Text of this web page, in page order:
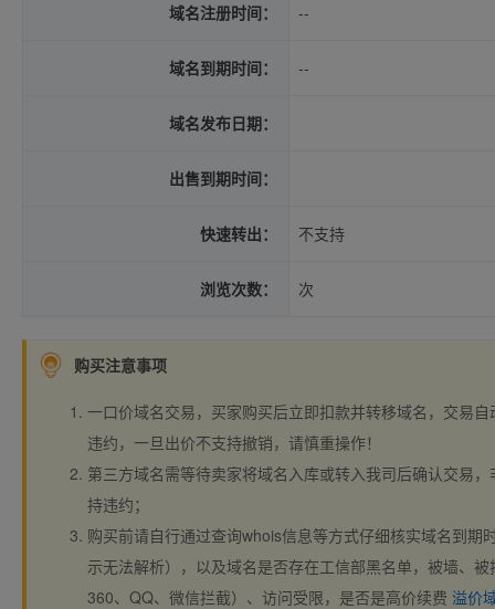
域名注册时间： --
域名到期时间： --
域名发布日期：
出售到期时间：
快速转出： 不支持
浏览次数： 次
购买注意事项
一口价域名交易，买家购买后立即扣款并转移域名，交易
违约，一旦出价不支持撤销，请慎重操作！
第三方域名需等待卖家将域名入库或转入我司后确认交易
持违约；
购买前请自行通过查询whois信息等方式仔细核实域名到期
示无法解析），以及域名是否存在工信部黑名单，被墙、
360、QQ、微信拦截）、访问受限，是否是高价续费 溢价